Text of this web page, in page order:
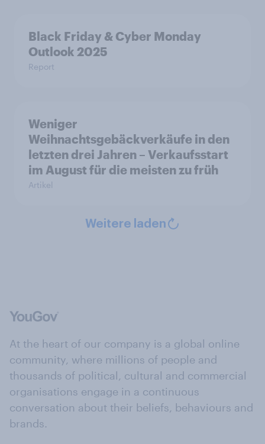
Black Friday & Cyber Monday
Outlook 2025
Report
Weniger
Weihnachtsgebäckverkäufe in den
letzten drei Jahren – Verkaufsstart
im August für die meisten zu früh
Artikel
Weitere laden
At the heart of our company is a global online
community, where millions of people and
thousands of political, cultural and commercial
organisations engage in a continuous
conversation about their beliefs, behaviours and
brands.